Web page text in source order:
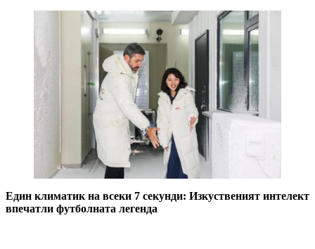
Един климатик на всеки 7 секунди: Изкуственият интелект
впечатли футболната легенда